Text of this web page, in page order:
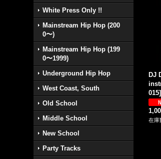
White Press Only !!
Mainstream Hip Hop (200
0〜)
Mainstream Hip Hop (199
0〜1999)
Underground Hip Hop
West Coast, South
Old School
Middle School
New School
Party Tracks
DJ
015]
在庫